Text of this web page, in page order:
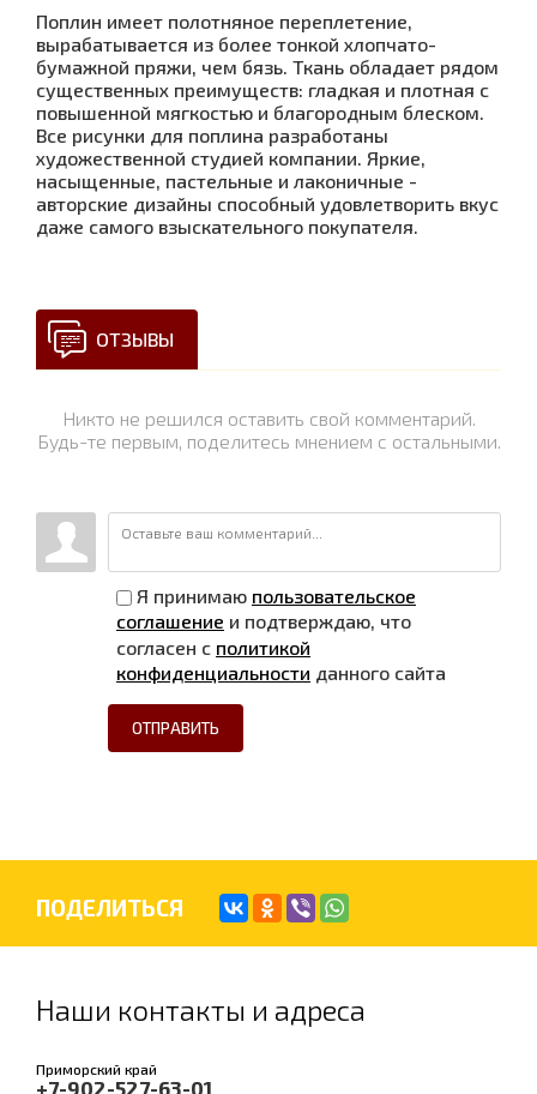
Поплин имеет полотняное переплетение,
вырабатывается из более тонкой хлопчато-
бумажной пряжи, чем бязь. Ткань обладает рядом
существенных преимуществ: гладкая и плотная с
повышенной мягкостью и благородным блеском.
Все рисунки для поплина разработаны
художественной студией компании. Яркие,
насыщенные, пастельные и лаконичные -
авторские дизайны способный удовлетворить вкус
даже самого взыскательного покупателя.
ОТЗЫВЫ
Никто не решился оставить свой комментарий.
Будь-те первым, поделитесь мнением с остальными.
Я принимаю пользовательское
соглашение и подтверждаю, что
согласен с политикой
конфиденциальности данного сайта
ОТПРАВИТЬ
ПОДЕЛИТЬСЯ
Наши контакты и адреса
Приморский край
+7-902-527-63-01